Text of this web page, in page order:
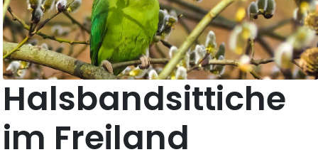
Halsbandsittiche
im Freiland